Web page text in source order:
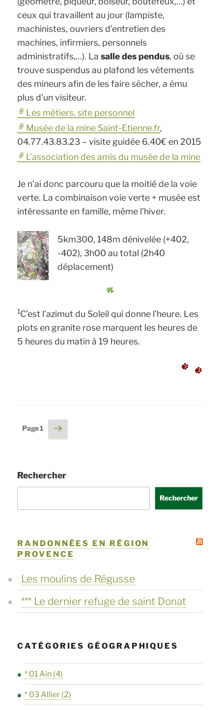
ceux qui travaillent au jour (lampiste,
machinistes, ouvriers d’entretien des
machines, infirmiers, personnels
administratifs,…). Lasalle des pendus, où se
trouve suspendus au plafond les vêtements
des mineurs afin de les faire sécher, a ému
plus d’un visiteur.
Les métiers, site personnel
Musée de la mine Saint-Etienne.fr,
04.77.43.83.23 – visite guidée 6.40€ en 2015
L’association des amis du musée de la mine
Je n’ai donc parcouru que la moitié de la voie
verte. La combinaison voie verte + musée est
intéressante en famille, même l’hiver.
5km300, 148m dénivelée (+402,
-402), 3h00 au total (2h40
déplacement)
1C’est l’azimut du Soleil qui donne l’heure. Les
plots en granite rose marquent les heures de
5 heures du matin à 19 heures.
Pagination
Page1
Page
suivante
Rechercher
Rechercher
RANDONNÉES EN RÉGION
PROVENCE
Les moulins de Régusse
*** Le dernier refuge de saint Donat
CATÉGORIES GÉOGRAPHIQUES
* 01 Ain (4)
* 03 Allier (2)